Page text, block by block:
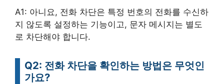
A1: 아니요, 전화 차단은 특정 번호의 전화를 수신하
지 않도록 설정하는 기능이고, 문자 메시지는 별도
로 차단해야 합니다.
Q2: 전화 차단을 확인하는 방법은 무엇인
가요?